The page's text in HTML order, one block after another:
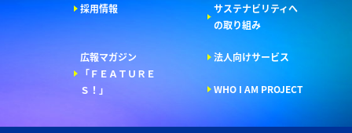
採用情報
サステナビリティへ
の取り組み
広報マガジン
「ＦＥＡＴＵＲＥ
Ｓ！」
法人向けサービス
WHO I AM PROJECT